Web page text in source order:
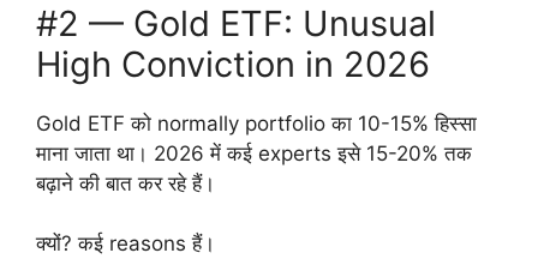
#2 — Gold ETF: Unusual
High Conviction in 2026
Gold ETF को normally portfolio का 10-15% हिस्सा
माना जाता था। 2026 में कई experts इसे 15-20% तक
बढ़ाने की बात कर रहे हैं।
क्यों? कई reasons हैं।